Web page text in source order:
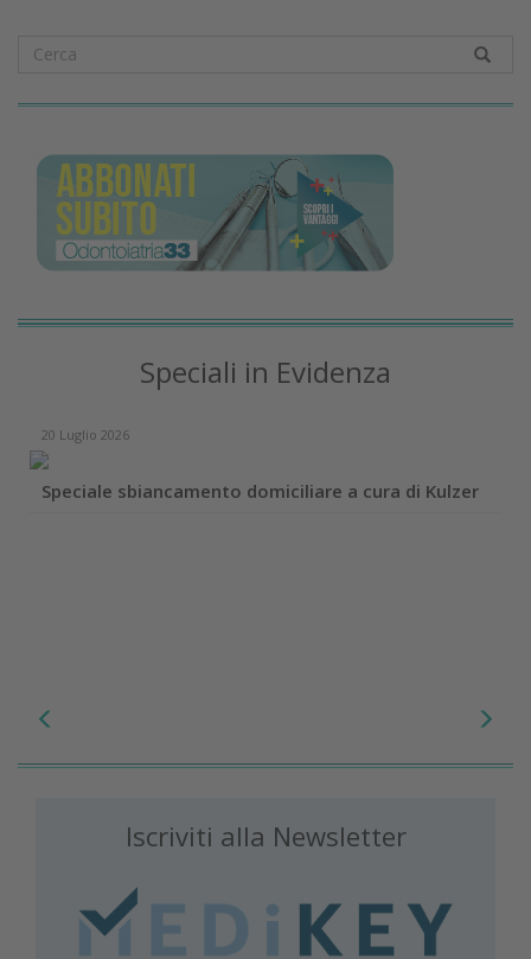
Speciali in Evidenza
20 Luglio 2026
Speciale sbiancamento domiciliare a cura di Kulzer
Iscriviti alla Newsletter